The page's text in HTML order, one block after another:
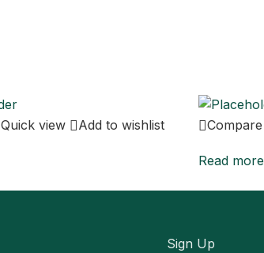
Quick view Add to wishlist Compare
Read more
Sign Up